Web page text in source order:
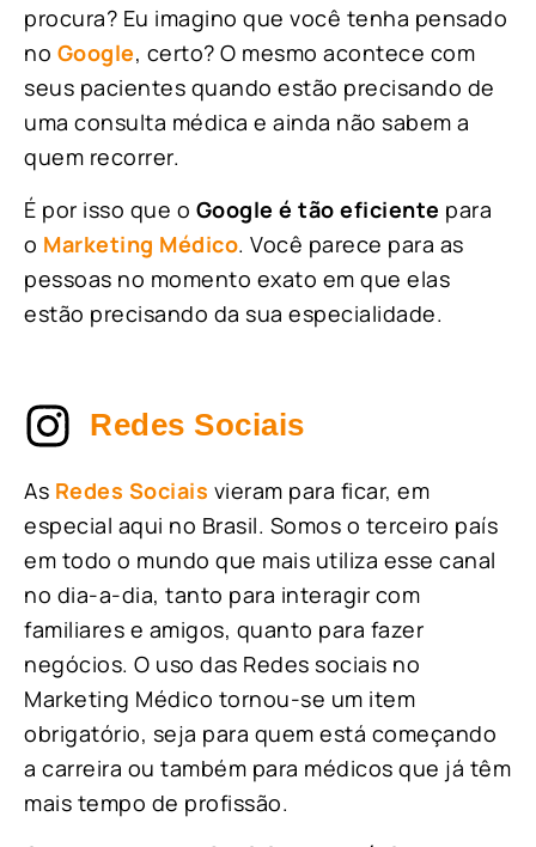
procura? Eu imagino que você tenha pensado
no Google, certo? O mesmo acontece com
seus pacientes quando estão precisando de
uma consulta médica e ainda não sabem a
quem recorrer.
É por isso que o Google é tão eficiente para
o Marketing Médico. Você parece para as
pessoas no momento exato em que elas
estão precisando da sua especialidade.
Redes Sociais
As Redes Sociais vieram para ficar, em
especial aqui no Brasil. Somos o terceiro país
em todo o mundo que mais utiliza esse canal
no dia-a-dia, tanto para interagir com
familiares e amigos, quanto para fazer
negócios. O uso das Redes sociais no
Marketing Médico tornou-se um item
obrigatório, seja para quem está começando
a carreira ou também para médicos que já têm
mais tempo de profissão.